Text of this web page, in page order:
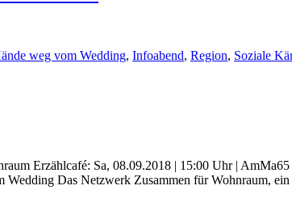
weg vom Wedding, Infoabend, Region, Soziale
Erzählcafé: Sa, 08.09.2018 | 15:00 Uhr |
Das Netzwerk Zusammen für Wohnraum,